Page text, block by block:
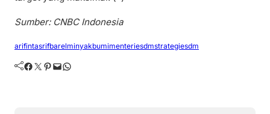
Sumber: CNBC Indonesia
arifintasrifbarelminyakbumimenteriesdmstrategiesdm
Facebook Twitter Pinterest Mail WhatsApp